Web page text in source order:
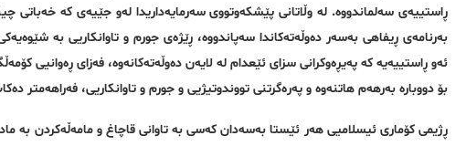
ڕاستییەی سەلماندووە. لە وڵاتانی پێشکەوتووی سەرمایەداریدا لەو جێیه‌ی کە خەباتی
بەرنامەی ڕیفاهی بەسەر دەوڵەتەکاندا سەپاندووە، ڕێژەی جورم و تاوانكاریی بە
ئەو ڕاستییەیە کە پەیڕەوکرانی سزای ئێعدام لە لایەن دەوڵەتەکانەوە، فه‌زای ڕه‌وانیی
بۆ دووباره‌ بەرهەم هاتنه‌وه‌ و پەرەگرتنی تووندوتیژیی و جورم و تاوانكاریی، فەراهەمتر
ڕژیمی کۆماری ئیسلامیی هەر ئێستا به‌سەدان کەسی بە تاوانی قاچاغ و مامەڵەکردن بە